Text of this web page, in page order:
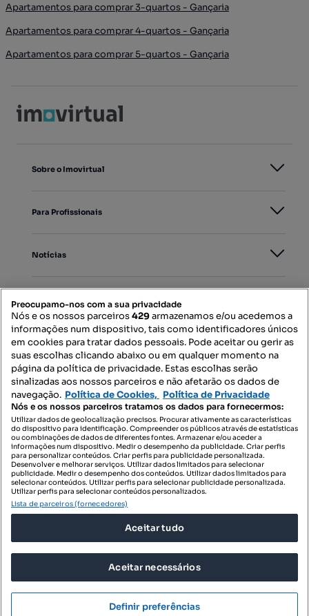
Apartamentos para comprar 3-quartos - Gançaria
Apartamentos para comprar 4-quartos - Gançaria
Apartamentos para comprar 5-quartos - Gançaria
Sobre o Imovirtual
Para Profissionais
Notícias
Mapa do Site
Contacte-nos
SIGA-NOS:
DESCARREGAR NA:
© 2026 Imovirtual.com, OLX Portugal, S.A.
TERMOS DE UTILIZAÇÃO
POLÍTICA DE PRIVACIDADE
Preocupamo-nos com a sua privacidade
Nós e os nossos parceiros429armazenamos e/ou acedemos a
informações num dispositivo, tais como identificadores únicos
em cookies para tratar dados pessoais. Pode aceitar ou gerir as
suas escolhas clicando abaixo ou em qualquer momento na
página da política de privacidade. Estas escolhas serão
sinalizadas aos nossos parceiros e não afetarão os dados de
navegação. Política de Cookies, Política de Privacidade
Nós e os nossos parceiros tratamos os dados para fornecermos:
Utilizar dados de geolocalização precisos. Procurar ativamente as características
do dispositivo para identificação. Compreender os públicos através de estatísticas
ou combinações de dados de diferentes fontes. Armazenar e/ou aceder a
informações num dispositivo. Medir o desempenho da publicidade. Criar perfis
para personalizar conteúdos. Criar perfis para publicidade personalizada.
Desenvolver e melhorar serviços. Utilizar dados limitados para selecionar
publicidade. Medir o desempenho dos conteúdos. Utilizar dados limitados para
selecionar conteúdos. Utilizar perfis para selecionar publicidade personalizada.
Utilizar perfis para selecionar conteúdos personalizados.
Lista de parceiros (fornecedores)
Aceitar tudo
Aceitar necessários
Definir preferências